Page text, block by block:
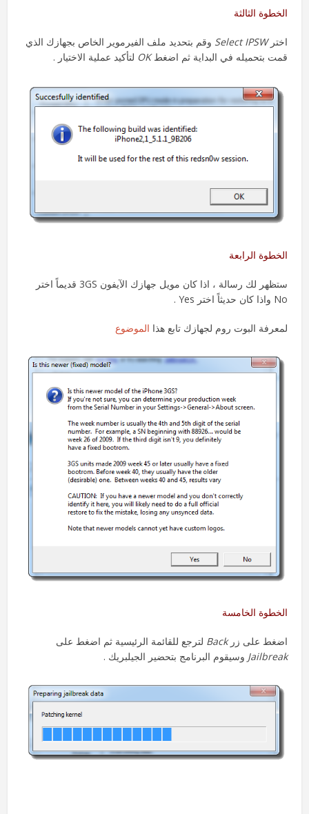
الخطوة الثالثة
اخترSelect IPSW وقم بتحديد ملف الفيرموير الخاص بجهازك الذي
قمت بتحميله في البداية ثم اضغطOK لتأكيد عملية الاختيار .
الخطوة الرابعة
ستظهر لك رسالة ، اذا كان مويل جهازك الآيفون 3GS قديماً اختر
No واذا كان حديثاً اختر Yes .
لمعرفة البوت روم لجهازك تابع هذا الموضوع
الخطوة الخامسة
اضغط على زرBack لترجع للقائمة الرئيسية ثم اضغط على
Jailbreak وسيقوم البرنامج بتحضير الجيلبريك .